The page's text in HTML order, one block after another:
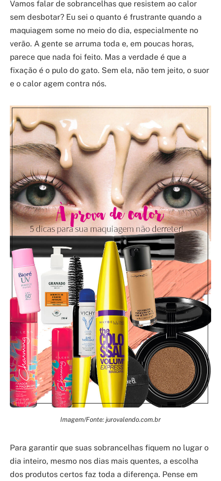
Vamos falar de sobrancelhas que resistem ao calor
sem desbotar? Eu sei o quanto é frustrante quando a
maquiagem some no meio do dia, especialmente no
verão. A gente se arruma toda e, em poucas horas,
parece que nada foi feito. Mas a verdade é que a
fixação é o pulo do gato. Sem ela, não tem jeito, o suor
e o calor agem contra nós.
Imagem/Fonte: jurovalendo.com.br
Para garantir que suas sobrancelhas fiquem no lugar o
dia inteiro, mesmo nos dias mais quentes, a escolha
dos produtos certos faz toda a diferença. Pense em